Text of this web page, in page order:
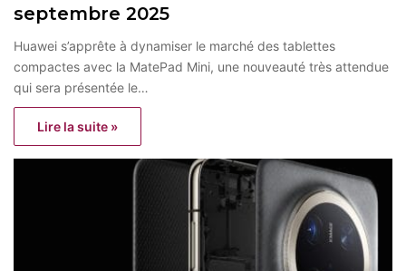
septembre 2025
Huawei s’apprête à dynamiser le marché des tablettes
compactes avec la MatePad Mini, une nouveauté très attendue
qui sera présentée le…
Lire la suite »